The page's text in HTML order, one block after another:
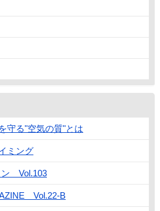
守る"空気の質"とは
ミング
ン Vol.103
Vol.22-B